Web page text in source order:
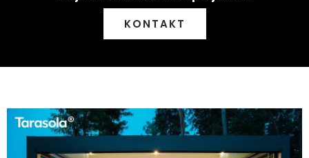
KONTAKT